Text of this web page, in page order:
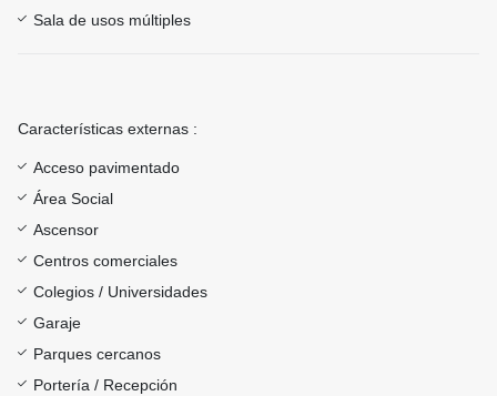
Sala de usos múltiples
Características externas :
Acceso pavimentado
Área Social
Ascensor
Centros comerciales
Colegios / Universidades
Garaje
Parques cercanos
Portería / Recepción